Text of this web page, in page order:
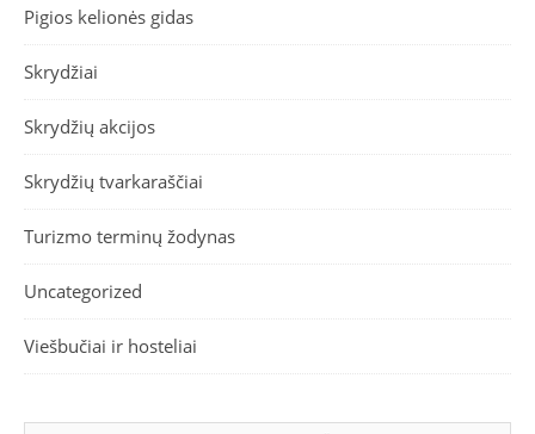
Pigios kelionės gidas
Skrydžiai
Skrydžių akcijos
Skrydžių tvarkaraščiai
Turizmo terminų žodynas
Uncategorized
Viešbučiai ir hosteliai